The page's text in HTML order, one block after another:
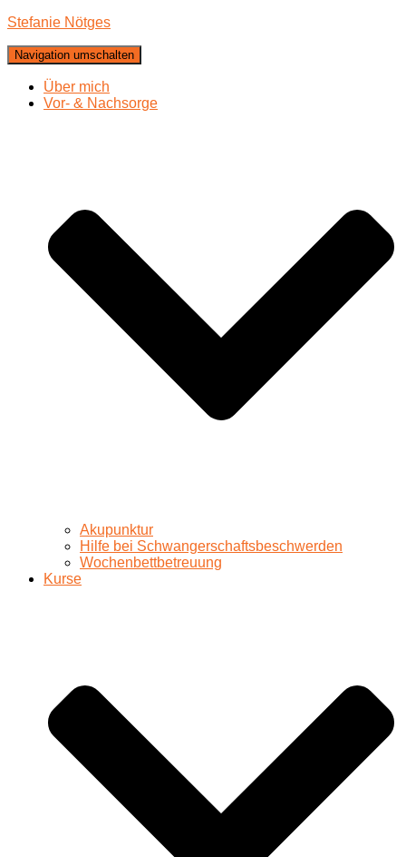
Stefanie Nötges
Navigation umschalten
Über mich
Vor- & Nachsorge
Akupunktur
Hilfe bei Schwangerschaftsbeschwerden
Wochenbettbetreuung
Kurse